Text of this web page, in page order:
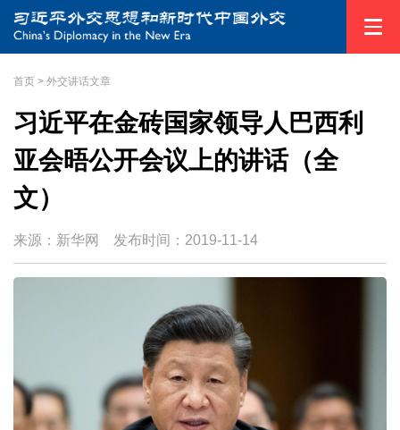
首页 > 外交讲话文章
习近平在金砖国家领导人巴西利
亚会晤公开会议上的讲话（全
文）
来源：新华网 发布时间： 2019-11-14